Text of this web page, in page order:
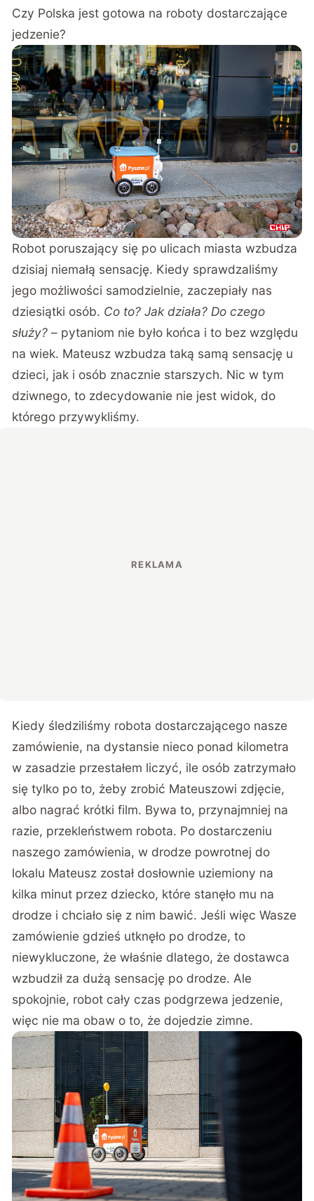
Czy Polska jest gotowa na roboty dostarczające
jedzenie?
Robot poruszający się po ulicach miasta wzbudza
dzisiaj niemałą sensację. Kiedy sprawdzaliśmy
jego możliwości samodzielnie, zaczepiały nas
dziesiątki osób. Co to? Jak działa? Do czego
służy? – pytaniom nie było końca i to bez względu
na wiek. Mateusz wzbudza taką samą sensację u
dzieci, jak i osób znacznie starszych. Nic w tym
dziwnego, to zdecydowanie nie jest widok, do
którego przywykliśmy.
Kiedy śledziliśmy robota dostarczającego nasze
zamówienie, na dystansie nieco ponad kilometra
w zasadzie przestałem liczyć, ile osób zatrzymało
się tylko po to, żeby zrobić Mateuszowi zdjęcie,
albo nagrać krótki film. Bywa to, przynajmniej na
razie, przekleństwem robota. Po dostarczeniu
naszego zamówienia, w drodze powrotnej do
lokalu Mateusz został dosłownie uziemiony na
kilka minut przez dziecko, które stanęło mu na
drodze i chciało się z nim bawić. Jeśli więc Wasze
zamówienie gdzieś utknęło po drodze, to
niewykluczone, że właśnie dlatego, że dostawca
wzbudził za dużą sensację po drodze. Ale
spokojnie, robot cały czas podgrzewa jedzenie,
więc nie ma obaw o to, że dojedzie zimne.